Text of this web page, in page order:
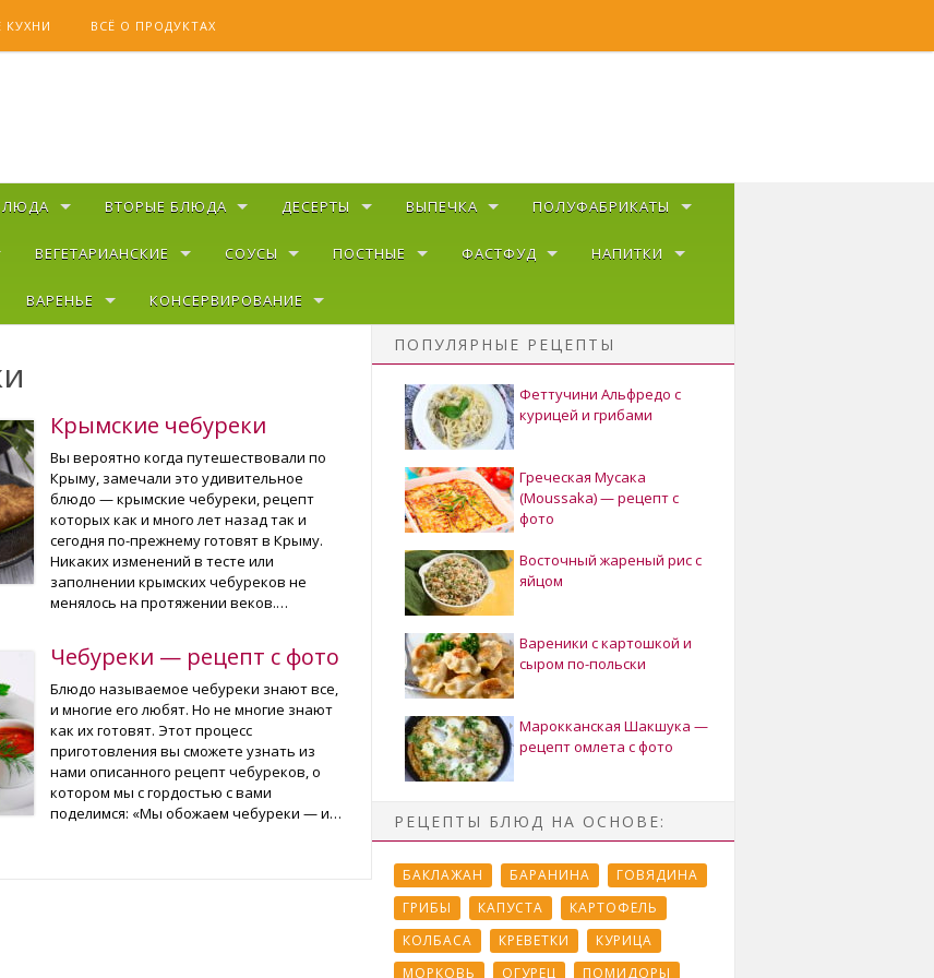
ВСЁ О ПРОДУКТАХ
ВТОРЫЕ БЛЮДА ДЕСЕРТЫ ВЫПЕЧКА ПОЛУФАБРИКАТЫ
ВЕГЕТАРИАНСКИЕ СОУСЫ ПОСТНЫЕ ФАСТФУД НАПИТКИ
ВАРЕНЬЕ КОНСЕРВИРОВАНИЕ
Крымские чебуреки
Вы вероятно когда путешествовали по
Крыму, замечали это удивительное
блюдо — крымские чебуреки, рецепт
которых как и много лет назад так и
сегодня по-прежнему готовят в Крыму.
Никаких изменений в тесте или
заполнении крымских чебуреков не
менялось на протяжении веков.…
Чебуреки — рецепт с фото
Блюдо называемое чебуреки знают все,
и многие его любят. Но не многие знают
как их готовят. Этот процесс
приготовления вы сможете узнать из
нами описанного рецепт чебуреков, о
котором мы с гордостью с вами
поделимся: «Мы обожаем чебуреки — и…
ПОПУЛЯРНЫЕ РЕЦЕПТЫ
Феттучини Альфредо с
курицей и грибами
Греческая Мусака
(Moussaka) — рецепт с
фото
Восточный жареный рис с
яйцом
Вареники с картошкой и
сыром по-польски
Марокканская Шакшука —
рецепт омлета с фото
РЕЦЕПТЫ БЛЮД НА ОСНОВЕ:
БАКЛАЖАН БАРАНИНА
ГОВЯДИНА
ГРИБЫ
КАПУСТА
КАРТОФЕЛЬ
КОЛБАСА
КРЕВЕТКИ
КУРИЦА
МОРКОВЬ
ОГУРЕЦ
ПОМИДОРЫ